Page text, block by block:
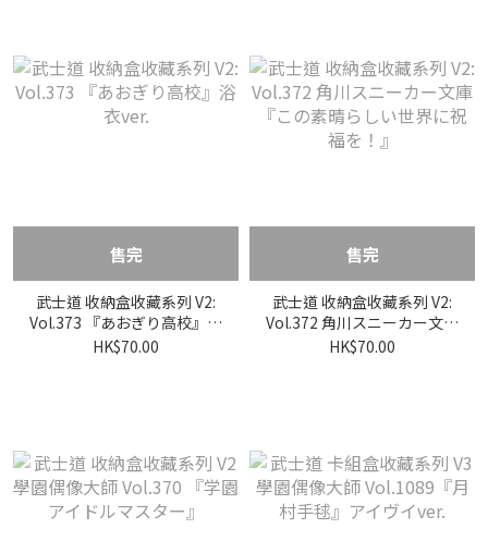
售完
武士道 收納盒收藏系列 V2:
Vol.373 『あおぎり高校』浴
衣ver.
HK$70.00
售完
武士道 收納盒收藏系列 V2:
Vol.372 角川スニーカー文庫
『この素晴らしい世界に祝
HK$70.00